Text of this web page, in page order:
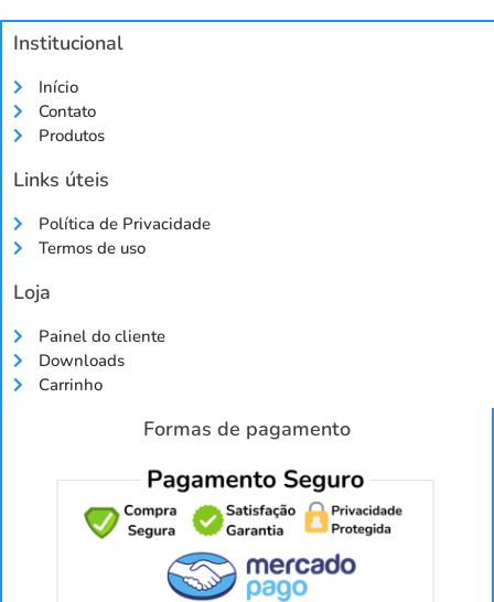
Institucional
Início
Contato
Produtos
Links úteis
Política de Privacidade
Termos de uso
Loja
Painel do cliente
Downloads
Carrinho
Formas de pagamento